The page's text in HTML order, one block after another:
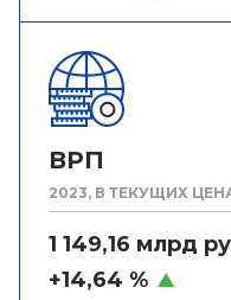
ВРП
2023, В ТЕКУЩИХ
1 149,16 млрд
+14,64 %